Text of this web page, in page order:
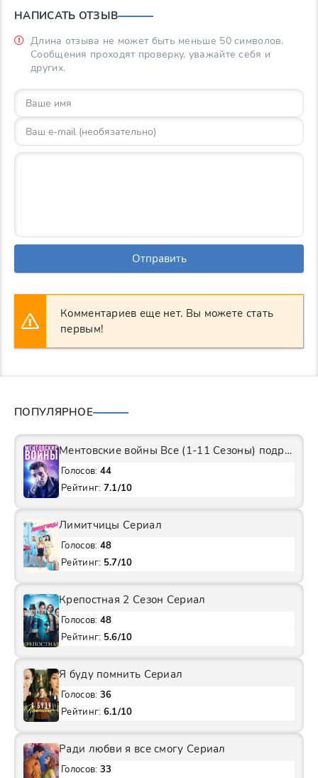
НАПИСАТЬ ОТЗЫВ
Длина отзыва не может быть меньше 50 символов.
Сообщения проходят проверку, уважайте себя и
других.
Отправить
Комментариев еще нет. Вы можете стать
первым!
ПОПУЛЯРНОЕ
Ментовские войны Все (1-11 Сезоны) подряд Сериал
Голосов: 44
Рейтинг: 7.1/10
Лимитчицы Сериал
Голосов: 48
Рейтинг: 5.7/10
Крепостная 2 Сезон Сериал
Голосов: 48
Рейтинг: 5.6/10
Я буду помнить Сериал
Голосов: 36
Рейтинг: 6.1/10
Ради любви я все смогу Сериал
Голосов: 33